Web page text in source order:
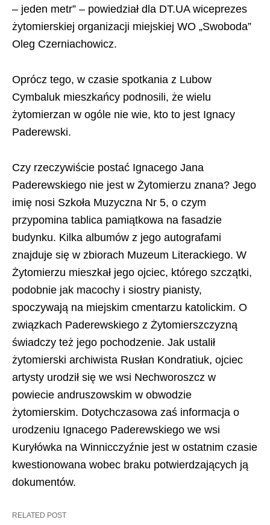
– jeden metr” – powiedział dla DT.UA wiceprezes
żytomierskiej organizacji miejskiej WO „Swoboda”
Oleg Czerniachowicz.
Oprócz tego, w czasie spotkania z Lubow
Cymbaluk mieszkańcy podnosili, że wielu
żytomierzan w ogóle nie wie, kto to jest Ignacy
Paderewski.
Czy rzeczywiście postać Ignacego Jana
Paderewskiego nie jest w Żytomierzu znana? Jego
imię nosi Szkoła Muzyczna Nr 5, o czym
przypomina tablica pamiątkowa na fasadzie
budynku. Kilka albumów z jego autografami
znajduje się w zbiorach Muzeum Literackiego. W
Żytomierzu mieszkał jego ojciec, którego szczątki,
podobnie jak macochy i siostry pianisty,
spoczywają na miejskim cmentarzu katolickim. O
związkach Paderewskiego z Żytomierszczyzną
świadczy też jego pochodzenie. Jak ustalił
żytomierski archiwista Rusłan Kondratiuk, ojciec
artysty urodził się we wsi Nechworoszcz w
powiecie andruszowskim w obwodzie
żytomierskim. Dotychczasowa zaś informacja o
urodzeniu Ignacego Paderewskiego we wsi
Kuryłówka na Winnicczyźnie jest w ostatnim czasie
kwestionowana wobec braku potwierdzających ją
dokumentów.
RELATED POST